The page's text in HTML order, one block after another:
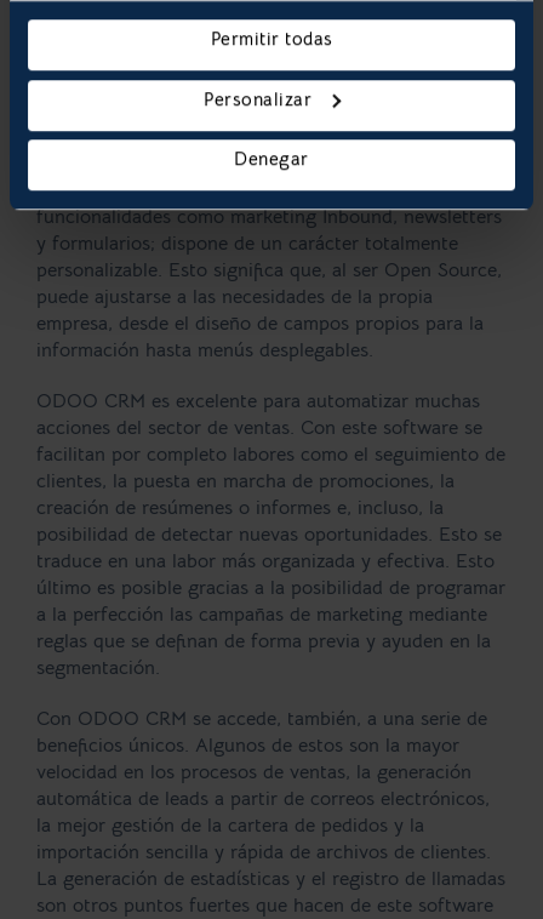
Permitir todas
Personalizar
Denegar
ODOO CRM como herramienta de
Son muchos lospuntos fuertes de ODOO CRMque lo
hacen tan valioso y práctico para la gestión
empresarial y las ventas. Además de contar con
funcionalidades como marketing Inbound, newsletters
y formularios; dispone de un carácter totalmente
personalizable. Esto significa que, al ser Open Source,
puede ajustarse a las necesidades de la propia
empresa, desde el diseño de campos propios para la
información hasta menús desplegables.
ODOO CRM es excelente para automatizar muchas
acciones del sector de ventas. Con este software se
facilitan por completo labores como el seguimiento de
clientes, la puesta en marcha de promociones, la
creación de resúmenes o informes e, incluso, la
posibilidad de detectar nuevas oportunidades. Esto se
traduce en una labor más organizada y efectiva. Esto
último es posible gracias a la posibilidad de programar
a la perfección las campañas de marketing mediante
reglas que se definan de forma previa y ayuden en la
segmentación.
Con ODOO CRM se accede, también, a una serie de
beneficios únicos. Algunos de estos son la mayor
velocidad en los procesos de ventas, la generación
automática de leads a partir de correos electrónicos,
la mejor gestión de la cartera de pedidos y la
importación sencilla y rápida de archivos de clientes.
La generación de estadísticas y el registro de llamadas
son otros puntos fuertes que hacen de este software